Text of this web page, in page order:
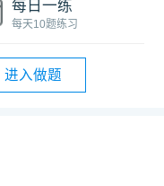
每日一练
每天10题练习
进入做题